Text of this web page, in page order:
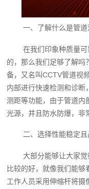
一、了解什么是管
在我们印象种质量
的，那么我们足够了解吗
备，又名叫CCTV管道视
内部进行快速检测和诊断
测距等功能，由于管道内
光源，并且防水防爆，非
二、选择性能稳定
大部分能够让大家
比较的好，就像我们能够
工作人员采用伸缩杆将摄